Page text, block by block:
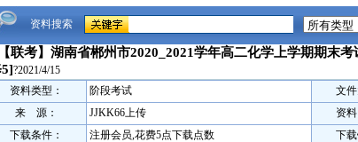
资料搜索
【联考】湖南省郴州市2020_2021学年高二化学上学期期末
?2021/4/15
资料类型：
阶段考试 文件
来 源：
JJKK66上传 资料
下载条件：
注册会员,花费5点下载点数 下载